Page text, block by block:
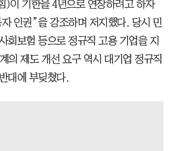
)이 기한을 4년으로 연장하려고 하자
인권”을 강조하며 저지했다. 당시 민
회보험 등으로 정규직 고용 기업을 지
의 제도 개선 요구 역시 대기업 정규직
대에 부딪쳤다.